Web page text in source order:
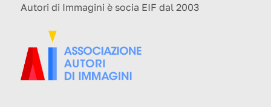
Autori di Immagini è socia EIF dal 2003